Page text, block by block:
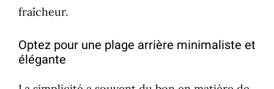
fraîcheur.
Optez pour une plage arrière minimaliste et
élégante